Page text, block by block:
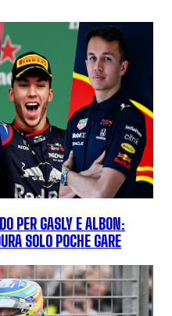
PER GASLY E ALBON:
SOLO POCHE GARE